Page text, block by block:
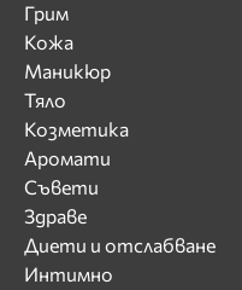
Грим
Кожа
Маникюр
Тяло
Козметика
Аромати
Съвети
Здраве
Диети и отслабване
Интимно